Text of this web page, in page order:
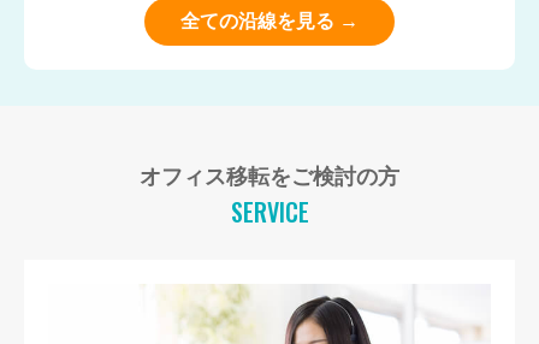
全ての沿線を見る →
オフィス移転をご検討の方
SERVICE